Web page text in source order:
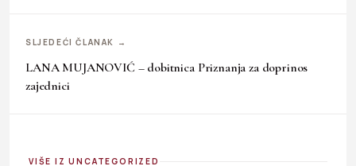
SLJEDEĆI ČLANAK →
LANA MUJANOVIĆ – dobitnica Priznanja za doprinos
zajednici
VIŠE IZ UNCATEGORIZED